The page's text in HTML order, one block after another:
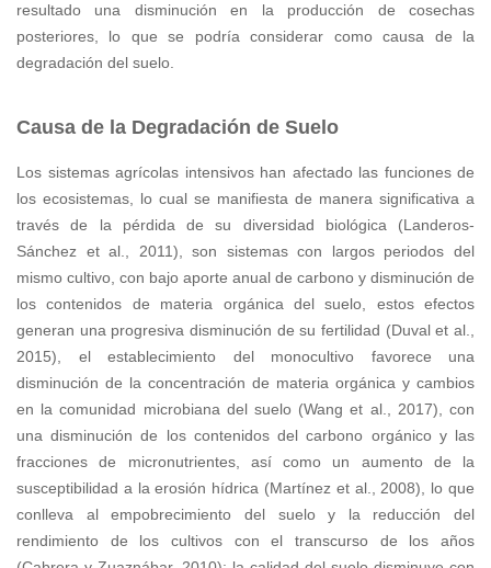
resultado una disminución en la producción de cosechas
posteriores, lo que se podría considerar como causa de la
degradación del suelo.
Causa de la Degradación de Suelo
Los sistemas agrícolas intensivos han afectado las funciones de
los ecosistemas, lo cual se manifiesta de manera significativa a
través de la pérdida de su diversidad biológica (Landeros-
Sánchez et al., 2011), son sistemas con largos periodos del
mismo cultivo, con bajo aporte anual de carbono y disminución de
los contenidos de materia orgánica del suelo, estos efectos
generan una progresiva disminución de su fertilidad (Duval et al.,
2015), el establecimiento del monocultivo favorece una
disminución de la concentración de materia orgánica y cambios
en la comunidad microbiana del suelo (Wang et al., 2017), con
una disminución de los contenidos del carbono orgánico y las
fracciones de micronutrientes, así como un aumento de la
susceptibilidad a la erosión hídrica (Martínez et al., 2008), lo que
conlleva al empobrecimiento del suelo y la reducción del
rendimiento de los cultivos con el transcurso de los años